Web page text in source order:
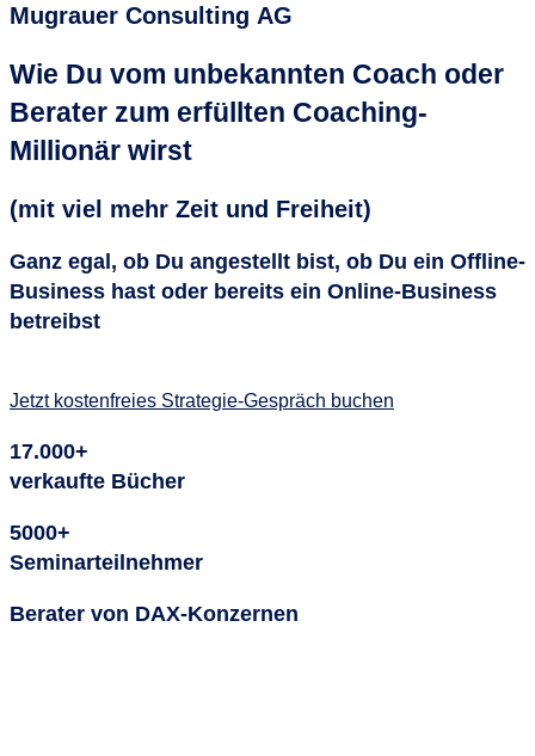
Mugrauer Consulting AG
Wie Du vom unbekannten Coach oder
Berater zum erfüllten Coaching-
Millionär wirst
(mit viel mehr Zeit und Freiheit)
Ganz egal, ob Du angestellt bist, ob Du ein Offline-
Business hast oder bereits ein Online-Business
betreibst
Jetzt kostenfreies Strategie-Gespräch buchen
17.000+
verkaufte Bücher
5000+
Seminarteilnehmer
Berater von DAX-Konzernen